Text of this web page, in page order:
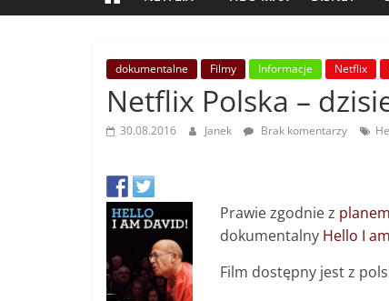
dokumentalne Filmy Informacje Netflix
Netflix Polska –
30.08.2016 Janek Brak komentarzy
Prawie zgodnie z
dokumentalny Hello I
Film dostępny jest z